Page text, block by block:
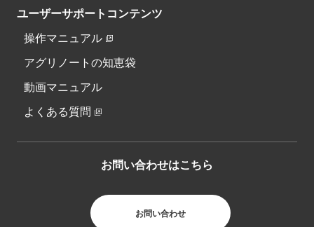
ユーザーサポートコンテンツ
操作マニュアル
アグリノートの知恵袋
動画マニュアル
よくある質問
お問い合わせはこちら
お問い合わせ